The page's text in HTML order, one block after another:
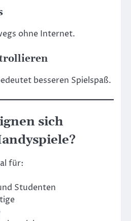
ohne Internet.
besseren Spielspaß.
sich
für:
Studenten